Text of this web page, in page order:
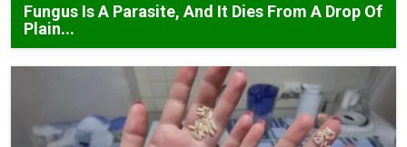
Fungus Is A Parasite, And It Dies From A Drop Of
Plain...